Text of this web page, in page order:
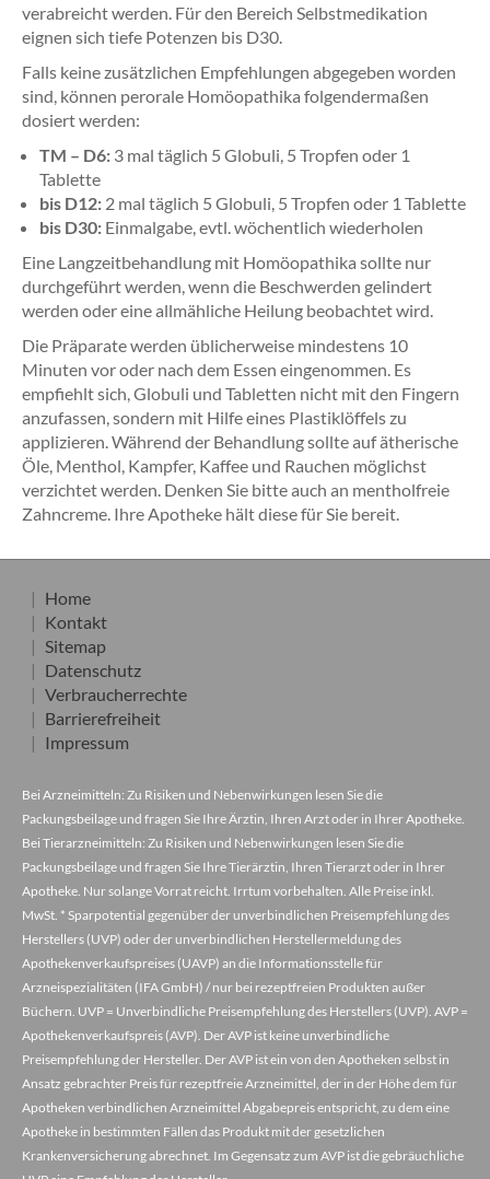
verabreicht werden. Für den Bereich Selbstmedikation
eignen sich tiefe Potenzen bis D30.
Falls keine zusätzlichen Empfehlungen abgegeben worden
sind, können perorale Homöopathika folgendermaßen
dosiert werden:
TM – D6: 3 mal täglich 5 Globuli, 5 Tropfen oder 1
Tablette
bis D12: 2 mal täglich 5 Globuli, 5 Tropfen oder 1 Tablette
bis D30: Einmalgabe, evtl. wöchentlich wiederholen
Eine Langzeitbehandlung mit Homöopathika sollte nur
durchgeführt werden, wenn die Beschwerden gelindert
werden oder eine allmähliche Heilung beobachtet wird.
Die Präparate werden üblicherweise mindestens 10
Minuten vor oder nach dem Essen eingenommen. Es
empfiehlt sich, Globuli und Tabletten nicht mit den Fingern
anzufassen, sondern mit Hilfe eines Plastiklöffels zu
applizieren. Während der Behandlung sollte auf ätherische
Öle, Menthol, Kampfer, Kaffee und Rauchen möglichst
verzichtet werden. Denken Sie bitte auch an mentholfreie
Zahncreme. Ihre Apotheke hält diese für Sie bereit.
Home
Kontakt
Sitemap
Datenschutz
Verbraucherrechte
Barrierefreiheit
Impressum
Bei Arzneimitteln: Zu Risiken und Nebenwirkungen lesen Sie die
Packungsbeilage und fragen Sie Ihre Ärztin, Ihren Arzt oder in Ihrer Apotheke.
Bei Tierarzneimitteln: Zu Risiken und Nebenwirkungen lesen Sie die
Packungsbeilage und fragen Sie Ihre Tierärztin, Ihren Tierarzt oder in Ihrer
Apotheke. Nur solange Vorrat reicht. Irrtum vorbehalten. Alle Preise inkl.
MwSt. * Sparpotential gegenüber der unverbindlichen Preisempfehlung des
Herstellers (UVP) oder der unverbindlichen Herstellermeldung des
Apothekenverkaufspreises (UAVP) an die Informationsstelle für
Arzneispezialitäten (IFA GmbH) / nur bei rezeptfreien Produkten außer
Büchern. UVP = Unverbindliche Preisempfehlung des Herstellers (UVP). AVP =
Apothekenverkaufspreis (AVP). Der AVP ist keine unverbindliche
Preisempfehlung der Hersteller. Der AVP ist ein von den Apotheken selbst in
Ansatz gebrachter Preis für rezeptfreie Arzneimittel, der in der Höhe dem für
Apotheken verbindlichen Arzneimittel Abgabepreis entspricht, zu dem eine
Apotheke in bestimmten Fällen das Produkt mit der gesetzlichen
Krankenversicherung abrechnet. Im Gegensatz zum AVP ist die gebräuchliche